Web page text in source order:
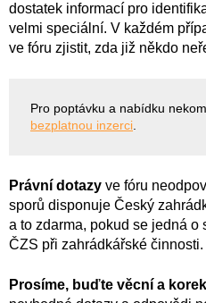
dostatek informací pro
velmi speciální. V každém
ve fóru zjistit, zda již někdo
Pro poptávku a nabídku
bezplatnou inzerci.
Právní dotazy ve fóru
sporů disponuje Český
a to zdarma, pokud se jedná o
ČZS při zahrádkářské činnosti.
Prosíme, buďte věcní a